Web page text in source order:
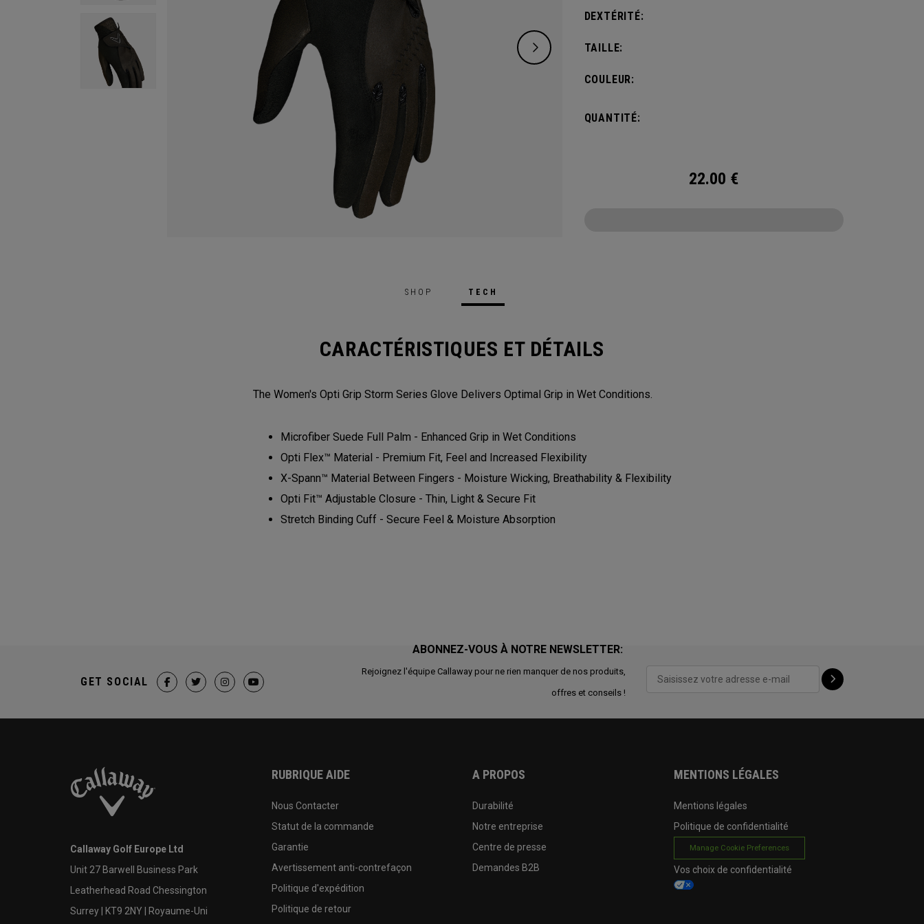
DEXTÉRITÉ:
TAILLE:
COULEUR:
QUANTITÉ:
22.00 €
SHOP TECH
CARACTÉRISTIQUES ET DÉTAILS
The Women's Opti Grip Storm Series Glove Delivers Optimal Grip in Wet Conditions.
Microfiber Suede Full Palm - Enhanced Grip in Wet Conditions
Opti Flex™ Material - Premium Fit, Feel and Increased Flexibility
X-Spann™ Material Between Fingers - Moisture Wicking, Breathability & Flexibility
Opti Fit™ Adjustable Closure - Thin, Light & Secure Fit
Stretch Binding Cuff - Secure Feel & Moisture Absorption
ABONNEZ-VOUS À NOTRE NEWSLETTER:
Rejoignez l'équipe Callaway pour ne rien manquer de nos produits,
offres et conseils !
GET SOCIAL
Callaway Golf Europe Ltd
Unit 27 Barwell Business Park
Leatherhead Road Chessington
Surrey | KT9 2NY | Royaume-Uni
RUBRIQUE AIDE
Nous Contacter
Statut de la commande
Garantie
Avertissement anti-contrefaçon
Politique d'expédition
Politique de retour
A PROPOS
Durabilité
Notre entreprise
Centre de presse
Demandes B2B
MENTIONS LÉGALES
Mentions légales
Politique de confidentialité
Manage Cookie Preferences
Vos choix de confidentialité